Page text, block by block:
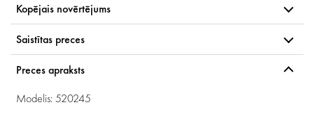
Kopējais novērtējums
Saistītas preces
Preces apraksts
Modelis: 520245